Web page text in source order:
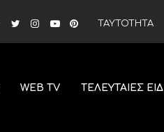
ΤΑΥΤΟΤΗΤΑ
WEB TV ΤΕΛΕΥΤΑΙΕΣ